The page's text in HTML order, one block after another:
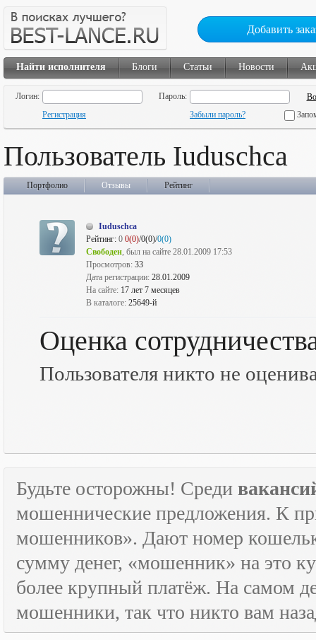
Добавить
Найти исполнителя Блоги Статьи Новости
Логин:
Пароль:
Регистрация
Забыли пароль?
Пользователь Iuduschca
Портфолио Отзывы Рейтинг
Iuduschca
Рейтинг: 0 0(0)/0(0)/0(0)
Свободен, был на сайте 28.01.2009 17:53
Просмотров: 33
Дата регистрации: 28.01.2009
На сайте: 17 лет 7 месяцев
В каталоге: 25649-й
Оценка
Пользователя никто не
Будьте осторожны! Среди
мошеннические предложения. К
мошенников». Дают номер
сумму денег, «мошенник» на это
более крупный платёж. На самом
мошенники, так что никто вам